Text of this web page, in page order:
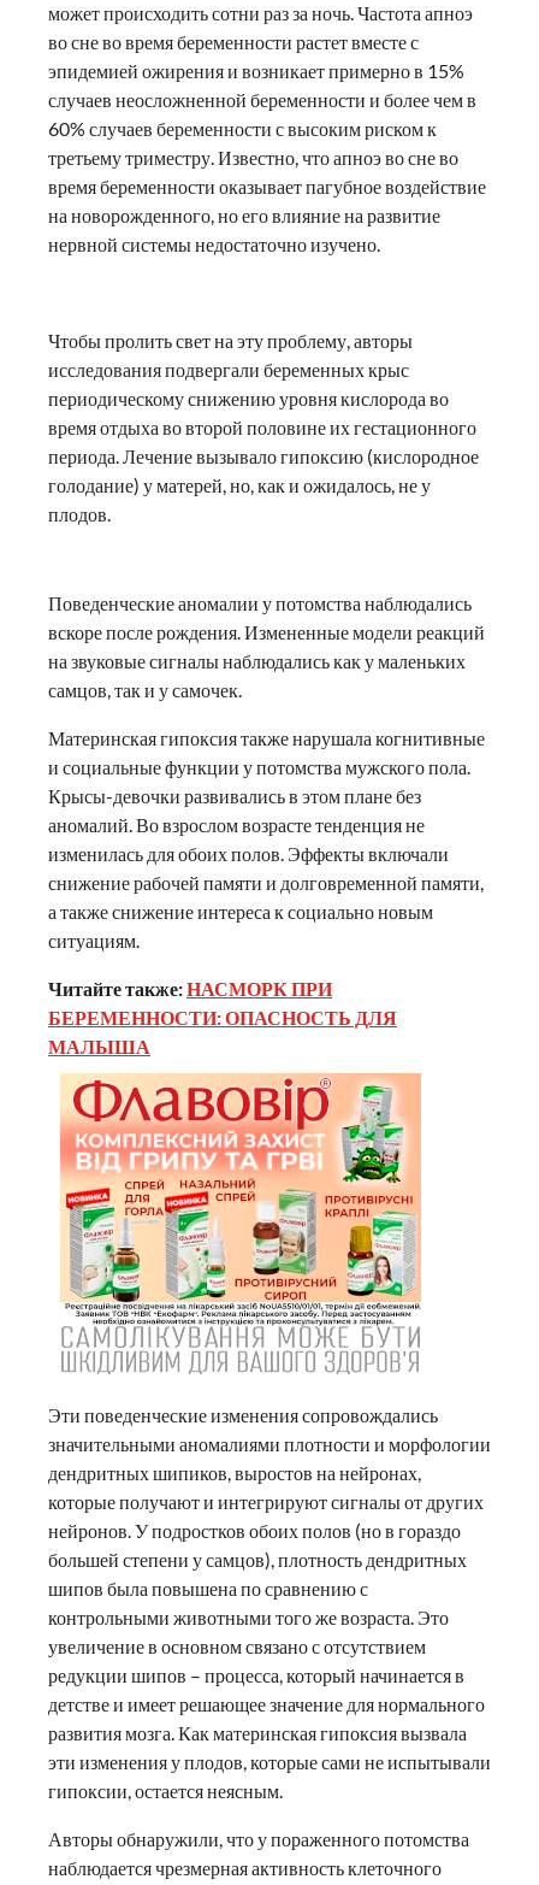
может происходить сотни раз за ночь. Частота апноэ
во сне во время беременности растет вместе с
эпидемией ожирения и возникает примерно в 15%
случаев неосложненной беременности и более чем в
60% случаев беременности с высоким риском к
третьему триместру. Известно, что апноэ во сне во
время беременности оказывает пагубное воздействие
на новорожденного, но его влияние на развитие
нервной системы недостаточно изучено.
Чтобы пролить свет на эту проблему, авторы
исследования подвергали беременных крыс
периодическому снижению уровня кислорода во
время отдыха во второй половине их гестационного
периода. Лечение вызывало гипоксию (кислородное
голодание) у матерей, но, как и ожидалось, не у
плодов.
Поведенческие аномалии у потомства наблюдались
вскоре после рождения. Измененные модели реакций
на звуковые сигналы наблюдались как у маленьких
самцов, так и у самочек.
Материнская гипоксия также нарушала когнитивные
и социальные функции у потомства мужского пола.
Крысы-девочки развивались в этом плане без
аномалий. Во взрослом возрасте тенденция не
изменилась для обоих полов. Эффекты включали
снижение рабочей памяти и долговременной памяти,
а также снижение интереса к социально новым
ситуациям.
Читайте также:НАСМОРК ПРИ
БЕРЕМЕННОСТИ: ОПАСНОСТЬ ДЛЯ
МАЛЫША
Эти поведенческие изменения сопровождались
значительными аномалиями плотности и морфологии
дендритных шипиков, выростов на нейронах,
которые получают и интегрируют сигналы от других
нейронов. У подростков обоих полов (но в гораздо
большей степени у самцов), плотность дендритных
шипов была повышена по сравнению с
контрольными животными того же возраста. Это
увеличение в основном связано с отсутствием
редукции шипов – процесса, который начинается в
детстве и имеет решающее значение для нормального
развития мозга. Как материнская гипоксия вызвала
эти изменения у плодов, которые сами не испытывали
гипоксии, остается неясным.
Авторы обнаружили, что у пораженного потомства
наблюдается чрезмерная активность клеточного